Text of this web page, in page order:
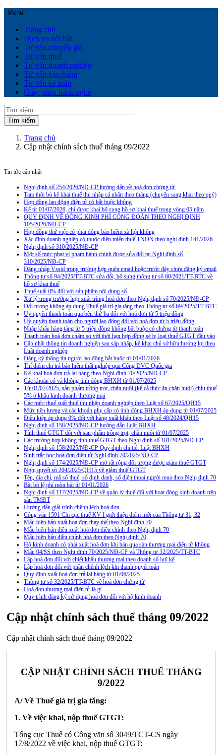
Menu
Trang chủ
Dịch vụ nổi bật
Tư vấn chuyển giá
Tư vấn thuế
Tư vấn doanh nghiệp
Tư vấn bảo hiểm
Tư vấn kế toán
Giấy phép hành nghề
Trang chủ
Cập nhật chính sách thuế tháng 09/2022
Tin tức cập nhật
Nghị định số 254/2026/NĐ-CP hướng dẫn về hoá đơn chứng từ
Tạm thời bỏ kê khai thuế thu nhập cá nhân theo tháng (chuyển sang khai theo quý)
Hợp đồng lao động điện tử có bắt buộc không
Kể từ 01/07/2026, chỉ được khai bổ sung hồ sơ khai thuế trong vòng 05 năm
QUY ĐỊNH VỀ ĐÓNG KINH PHÍ CÔNG ĐOÀN THEO NGHỊ ĐỊNH
105/2026/NĐ-CP
Hợp đồng thử việc có phải đóng bảo hiểm xã hội không
Xác định doanh nghiệp có thuộc diện miễn thuế TNDN theo nghị định 141/2026
Nghị định số 310/2025/NĐ-CP
Một số mức phạt vi phạm hành chính được sửa đổi tại Nghị định số
310/2025/NĐ-CP
Đăng nhập Vssid trong trường hợp quên email hoặc trước đây chưa đăng ký email
Thông tư số 94/2025/TT-BTC sửa đổi, bổ sung thông tư số 80/2021/TT-BTC về
hồ sơ khai thuế
Thuế suất 0% đối với sản phẩm nội dung số
Xử lý trong trường hợp xuất trùng hoá đơn theo Nghị định số 70/2025/NĐ-CP
Đối tượng không áp dụng Thuế giá trị gia tăng theo Thông tư số 69/2025/TT-BTC
Uỷ quyền thanh toán qua bên thứ ba đối với hoá đơn từ 5 triệu đồng
Uỷ quyền thanh toán cho người lao động đối với hoá đơn từ 5 triệu đồng
Nhập khẩu hàng tặng từ 5 triệu đồng không bắt buộc có chứng từ thanh toán
Thanh toán hoá đơn chậm so với thời hạn hợp đồng sẽ bị loại thuế GTGT đầu vào
Cập nhật thông tin doanh nghiệp sau sáp nhập, kê khai chủ sở hữu hưởng lợi theo
Luật doanh nghiệp
Đăng ký thông tin người lao động bắt buộc từ 01/01/2026
Thí điểm chi trả bảo hiểm thất nghiệp qua Cổng DVC Quốc gia
Kê khai hoá đơn trả lại hàng theo Nghị định 70/2025/NĐ-CP
Các khoản có và không tính đóng BHXH từ 01/07/2025
Từ 01/07/2025, sản phẩm trồng trọt, chăn nuôi (kể cả thức ăn chăn nuôi) chịu thuế
5% ở khâu kinh doanh thương mại
Các mức thuế suất thuế thu nhập doanh nghiệp theo Luật số 67/2025/QH15
Mức tiền lương và các khoản phụ cấp có tính đóng BHXH áp dụng từ 01/07/2025
Điều kiện áp dụng 0% đối với hàng xuất khẩu theo Luật số 48/2024/QH15
Nghị định số 158/2025/NĐ-CP hướng dẫn Luật BHXH
Tính thuế GTGT đối với sản phẩm trồng trọt, chăn nuôi từ 01/07/2025
Các trường hợp không tính thuế GTGT theo Nghị định số 181/2025/NĐ-CP
Nghị định số 158/2025/NĐ-CP Quy định chi tiết Luật BHXH
Sinh trắc học hoá đơn điện tử Nghị định 70/2025/NĐ-CP
Nghị định số 174/2025/NĐ-CP mở rất rộng đối tượng được giảm thuế GTGT
Nghị quyết sô 204/2025/QH15 về giảm thuế GTGT
Tên, địa chỉ, mã số thuế, số định danh, số điện thoại người mua theo Nghị định 70
Bãi bỏ lệ phí môn bài từ 01/01/2026
Nghị định số 117/2025/NĐ-CP về quản lý thuế đối với hoạt động kinh doanh trên
sàn TMĐT
Hướng dẫn giải trình chênh lệch hoá đơn
Công văn 1591 Chi cục thuế KV I giới thiệu điểm mới của Thông tư 31, 32
Mẫu biên bản xuất hoá đơn thay thế theo Nghị định 70
Mẫu biên bản điều xuất hoá đơn điều chỉnh theo Nghị định 70
Mẫu biên bản điều chỉnh hoá đơn theo Nghị định 70
Hộ kinh doanh có phải xuất hoá đơn khi bán qua sàn thương mại điện tử không
Mẫu 04/SS theo Nghi định 70/2025/NĐ-CP và Thông tư 32/2025/TT-BTC
Lập hoá đơn đối với chiết khấu thương mại theo doanh số luỹ kế
Lập hoá đơn đối với phần chênh lệch khi thanh quyết toán
Quy định xuất hoá đơn trả lại hàng từ 01/06/2025
Thông tư số 32/2025/TT-BTC về hoá đơn chứng từ
Hoá đơn thương mại điện tử là gì
Quy trình đăng ký sử dụng hoá đơn đối với hộ kinh doanh
Cập nhật chính sách thuế tháng 09/2022
Cập nhật chính sách thuế tháng 09/2022
CẬP NHẬT CHÍNH SÁCH THUẾ THÁNG
9/2022
A/ Về Thuế giá trị gia tăng:
1. Về việc khai, nộp thuế GTGT:
Tổng cục Thuế có Công văn số 3049/TCT-CS ngày
17/8/2022 về việc khai, nộp thuế GTGT: